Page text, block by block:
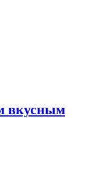
вкусным